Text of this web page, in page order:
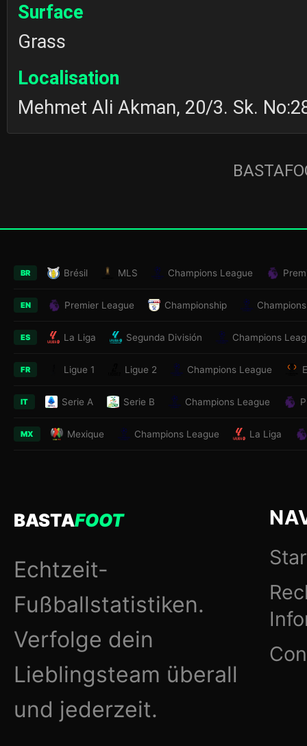
Surface
Grass
Localisation
Mehmet Ali Akman, 20/3. Sk.
BR Brésil MLS Champions League
EN Premier League Championship
ES La Liga Segunda División Champions
FR Ligue 1 Ligue 2 Champions League
IT Serie A Serie B Champions League
MX Mexique Champions League La Liga
BASTAFOOT
Echtzeit-
Fußballstatistiken.
Verfolge dein
Lieblingsteam überall
und jederzeit.